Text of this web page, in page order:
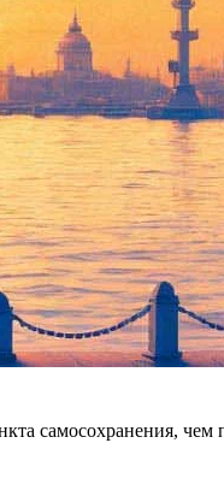
самосохранения,